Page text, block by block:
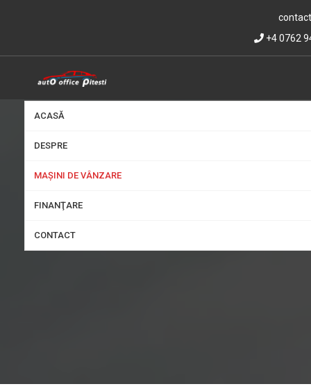
+4 0762
ACASĂ
DESPRE
MAȘINI DE VÂNZARE
FINANŢARE
CONTACT